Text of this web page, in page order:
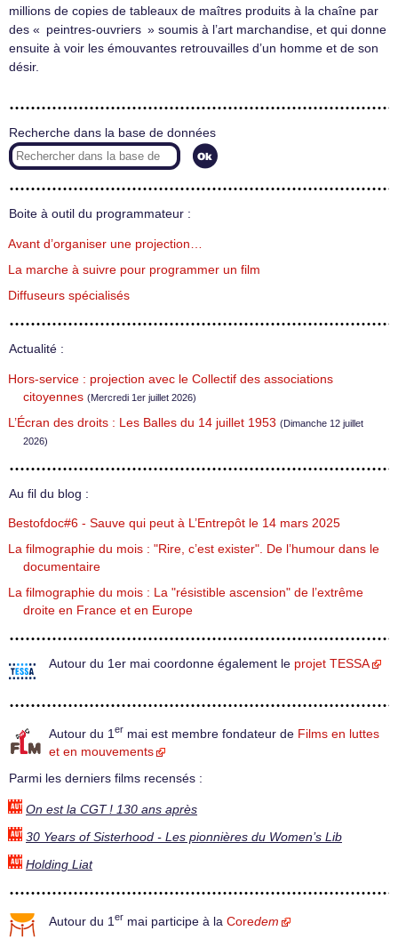
millions de copies de tableaux de maîtres produits à la chaîne par
des « peintres-ouvriers » soumis à l’art marchandise, et qui donne
ensuite à voir les émouvantes retrouvailles d’un homme et de son
désir.
Recherche dans la base de données
Boite à outil du programmateur :
Avant d’organiser une projection…
La marche à suivre pour programmer un film
Diffuseurs spécialisés
Actualité :
Hors-service : projection avec le Collectif des associations
citoyennes (Mercredi 1er juillet 2026)
L’Écran des droits : Les Balles du 14 juillet 1953 (Dimanche 12 juillet
2026)
Au fil du blog :
Bestofdoc#6 - Sauve qui peut à L’Entrepôt le 14 mars 2025
La filmographie du mois : "Rire, c’est exister". De l’humour dans le
documentaire
La filmographie du mois : La "résistible ascension" de l’extrême
droite en France et en Europe
Autour du 1er mai coordonne également le projet TESSA
Autour du 1 er mai est membre fondateur de Films en luttes
et en mouvements
Parmi les derniers films recensés :
On est la CGT ! 130 ans après
30 Years of Sisterhood - Les pionnières du Women’s Lib
Holding Liat
Autour du 1 er mai participe à la Coredem